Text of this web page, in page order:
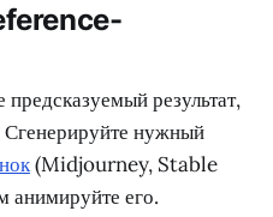
результат,
нужный
(Midjourney, Stable
его.